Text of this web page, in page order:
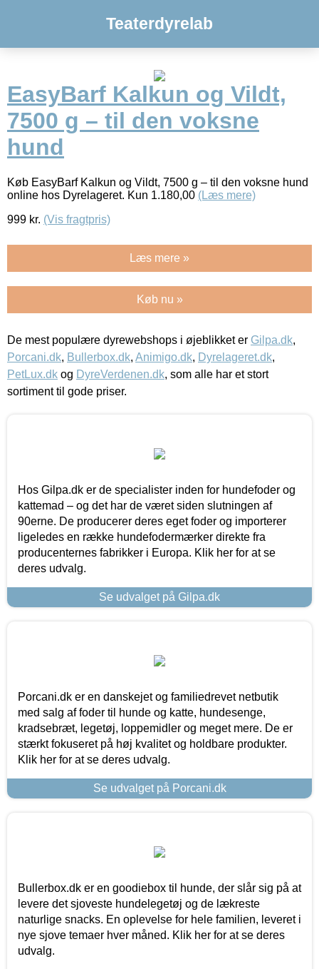
Teaterdyrelab
EasyBarf Kalkun og Vildt,
7500 g – til den voksne
hund
Køb EasyBarf Kalkun og Vildt, 7500 g – til den voksne hund
online hos Dyrelageret. Kun 1.180,00 (Læs mere)
999 kr. (Vis fragtpris)
Læs mere »
Køb nu »
De mest populære dyrewebshops i øjeblikket er Gilpa.dk,
Porcani.dk, Bullerbox.dk, Animigo.dk, Dyrelageret.dk,
PetLux.dk og DyreVerdenen.dk, som alle har et stort
sortiment til gode priser.
Hos Gilpa.dk er de specialister inden for hundefoder og
kattemad – og det har de været siden slutningen af
90erne. De producerer deres eget foder og importerer
ligeledes en række hundefodermærker direkte fra
producenternes fabrikker i Europa. Klik her for at se
deres udvalg.
Se udvalget på Gilpa.dk
Porcani.dk er en danskejet og familiedrevet netbutik
med salg af foder til hunde og katte, hundesenge,
kradsebræt, legetøj, loppemidler og meget mere. De er
stærkt fokuseret på høj kvalitet og holdbare produkter.
Klik her for at se deres udvalg.
Se udvalget på Porcani.dk
Bullerbox.dk er en goodiebox til hunde, der slår sig på at
levere det sjoveste hundelegetøj og de lækreste
naturlige snacks. En oplevelse for hele familien, leveret i
nye sjove temaer hver måned. Klik her for at se deres
udvalg.